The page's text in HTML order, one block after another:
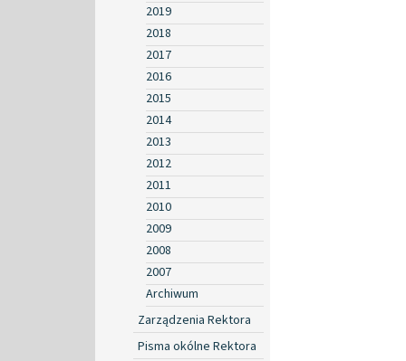
2019
2018
2017
2016
2015
2014
2013
2012
2011
2010
2009
2008
2007
Archiwum
Zarządzenia Rektora
Pisma okólne Rektora